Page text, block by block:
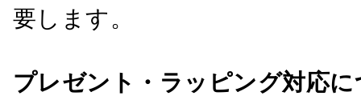
要します。
プレゼント・ラッピング対応